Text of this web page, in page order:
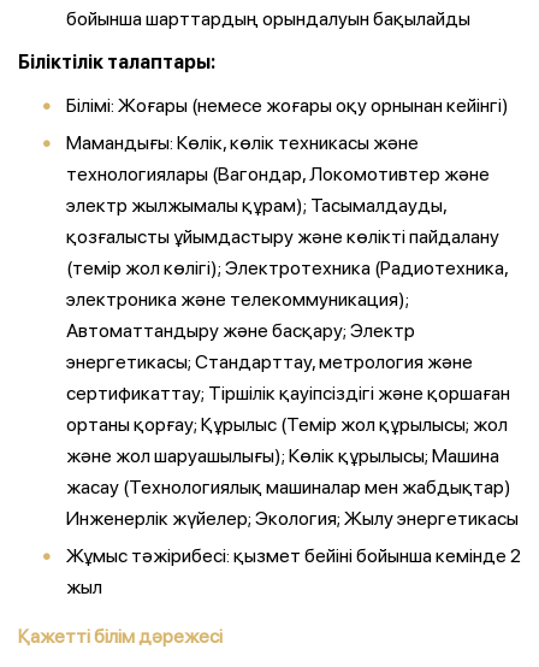
бойынша шарттардың орындалуын бақылайды
Біліктілік талаптары:
Білімі: Жоғары (немесе жоғары оқу орнынан кейінгі)
Мамандығы: Көлік, көлік техникасы және
технологиялары (Вагондар, Локомотивтер және
электр жылжымалы құрам); Тасымалдауды,
қозғалысты ұйымдастыру және көлікті пайдалану
(темір жол көлігі); Электротехника (Радиотехника,
электроника және телекоммуникация);
Автоматтандыру және басқару; Электр
энергетикасы; Стандарттау, метрология және
сертификаттау; Тіршілік қауіпсіздігі және қоршаған
ортаны қорғау; Құрылыс (Темір жол құрылысы; жол
және жол шаруашылығы); Көлік құрылысы; Машина
жасау (Технологиялық машиналар мен жабдықтар)
Инженерлік жүйелер; Экология; Жылу энергетикасы
Жұмыс тәжірибесі: қызмет бейіні бойынша кемінде 2
жыл
Қажетті білім дәрежесі